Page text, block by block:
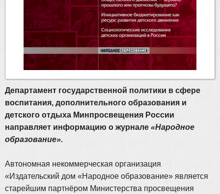
Департамент государственной политики в сфере
воспитания, дополнительного образования и
детского отдыха Минпросвещения России
направляет информацию о журнале «Народное
образование».
Автономная некоммерческая организация
«Издательский дом «Народное образование» является
старейшим партнёром Министерства просвещения